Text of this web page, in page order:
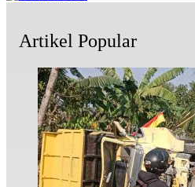
Artikel Popular